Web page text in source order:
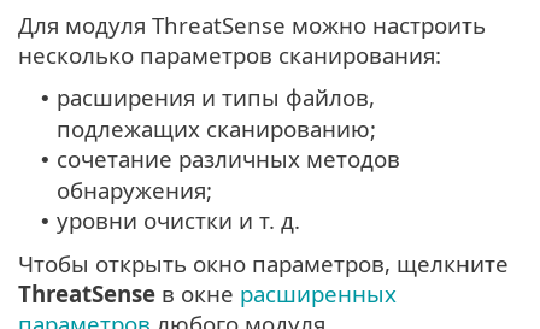
Для модуля ThreatSense можно настроить
несколько параметров сканирования:
• расширения и типы файлов,
подлежащих сканированию;
• сочетание различных методов
обнаружения;
• уровни очистки и т. д.
Чтобы открыть окно параметров, щелкните
ThreatSense в окне расширенных